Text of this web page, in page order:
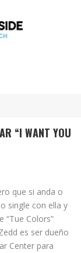
“I WANT YOU
que si anda o
single con ella y
“Tue Colors”
es ser dueño
Center para